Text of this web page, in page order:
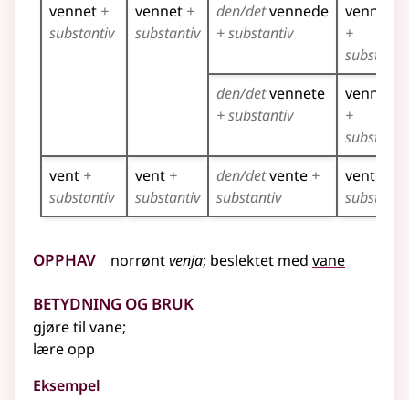
vennet +
substantiv
vennet +
substantiv
den/detvennede
+ substantiv
vennede
+
substantiv
den/detvennete
+ substantiv
vennete
+
substantiv
vent +
substantiv
vent +
substantiv
den/detvente +
substantiv
vente
substantiv
Opphav norrøntvenja; beslektet med vane
Betydning og bruk
gjøre til vane;
lære opp
Eksempel